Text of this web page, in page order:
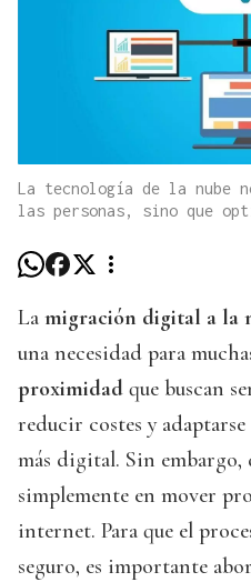
La tecnología de la nube
las personas, sino que
La migración digital a la
una necesidad para
proximidad que buscan
reducir costes y
más digital. Sin embargo,
simplemente en mover
internet. Para que el
seguro, es importante